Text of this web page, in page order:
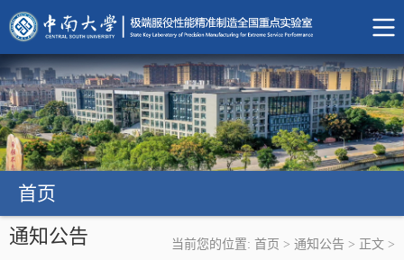
首页
通知公告 当前您的位置: 首页 > 通知公告 > 正文 >